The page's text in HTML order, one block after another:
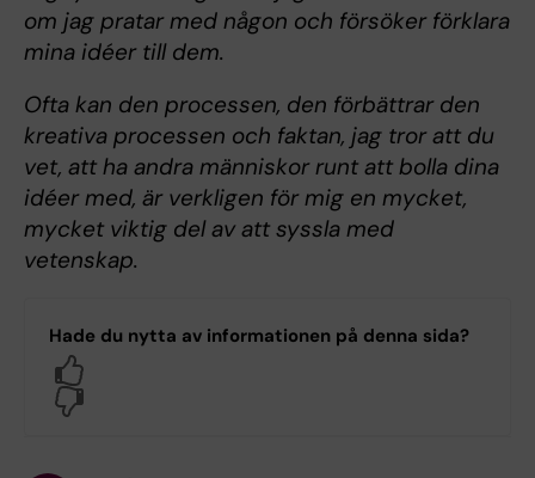
om jag pratar med någon och försöker förklara
mina idéer till dem.
Ofta kan den processen, den förbättrar den
kreativa processen och faktan, jag tror att du
vet, att ha andra människor runt att bolla dina
idéer med, är verkligen för mig en mycket,
mycket viktig del av att syssla med
vetenskap.
Hade du nytta av informationen på denna sida?